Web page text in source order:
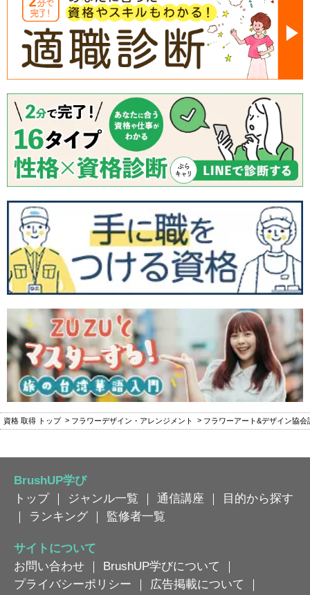
資格 取得 トップ フラワーデザイン・アレンジメント フラワーアート&デザイン協
BrushUP学び
トップ｜ ジャンル一覧 ｜ 通信講座 ｜
目的から探す
｜
ランキング ｜ 監修者一覧
サイトについて
お問い合わせ ｜ BrushUP学びについて
｜
プライバシーポリシー ｜ 広告掲載について ｜